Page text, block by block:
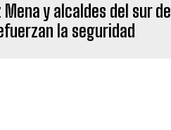
Mena y alcaldes del sur de
la seguridad